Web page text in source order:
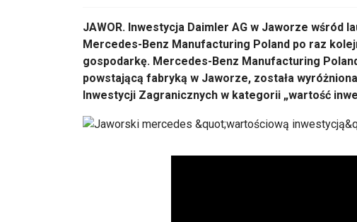
JAWOR. Inwestycja Daimler AG w Jaworze wśród
Mercedes-Benz Manufacturing Poland po raz
gospodarkę. Mercedes-Benz Manufacturing
powstającą fabryką w Jaworze, została
Inwestycji Zagranicznych w kategorii „wartość